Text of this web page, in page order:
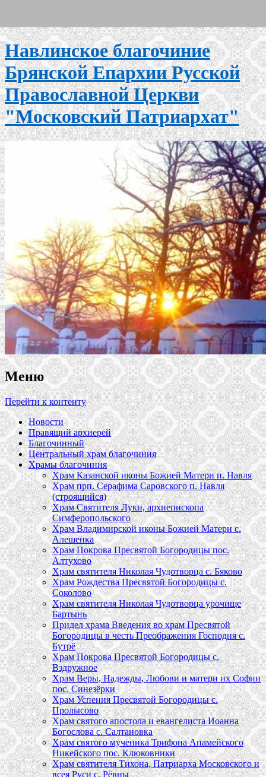
Навлинское благочиние
Брянской Епархии Русской
Православной Церкви
"Московский Патриархат"
Меню
Перейти к контенту
Новости
Правящий архиерей
Благочинный
Центральный храм благочиния
Храмы благочиния
Храм Казанской иконы Божией Матери п. Навля
Храм прп. Серафима Саровского п. Навля
(строящийся)
Храм Святителя Луки, архиепископа
Симферопольского
Храм Владимирской иконы Божией Матери с.
Алешенка
Храм Покрова Пресвятой Богородицы пос.
Алтухово
Храм святителя Николая Чудотворца с. Бяково
Храм Рождества Пресвятой Богородицы с.
Соколово
Храм святителя Николая Чудотворца урочище
Бартынь
Придел храма Введения во храм Пресвятой
Богородицы в честь Преображения Господня с.
Бутрё
Храм Покрова Пресвятой Богородицы с.
Вздружное
Храм Веры, Надежды, Любови и матери их Софии
пос. Синезёрки
Храм Успения Пресвятой Богородицы с.
Пролысово
Храм святого апостола и евангелиста Иоанна
Богослова с. Салтановка
Храм святого мученика Трифона Апамейского
Никейского пос. Клюковники
Храм святителя Тихона, Патриарха Московского и
всея Руси с. Рёвны